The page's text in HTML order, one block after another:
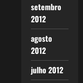
setembro
2012
agosto
2012
julho 2012